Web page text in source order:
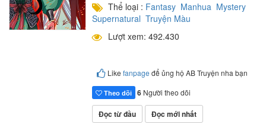
Thể loại : Fantasy Manhua Mystery
Supernatural Truyện Màu
Lượt xem: 492.430
Like fanpage để ủng hộ AB Truyện nha bạn
Theo dõi 6 Người theo dõi
Đọc từ đầu Đọc mới nhất